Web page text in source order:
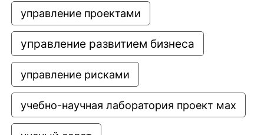
управление проектами
управление развитием бизнеса
управление рисками
учебно-научная лаборатория проект мах